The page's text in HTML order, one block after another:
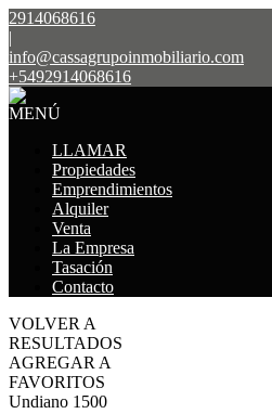
2914068616
|
info@cassagrupoinmobiliario.com
+5492914068616
MENÚ
LLAMAR
Propiedades
Emprendimientos
Alquiler
Venta
La Empresa
Tasación
Contacto
VOLVER A
RESULTADOS
AGREGAR A
FAVORITOS
Undiano 1500